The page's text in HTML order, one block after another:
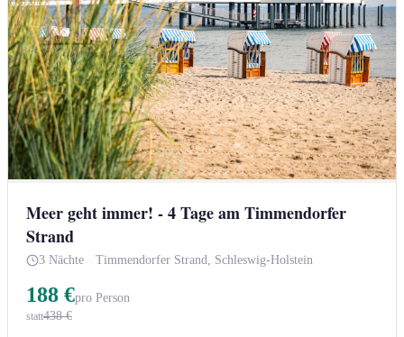
Meer geht immer! - 4 Tage am Timmendorfer
Strand
3 Nächte · Timmendorfer Strand, Schleswig-Holstein
188 €pro Person
statt438 €